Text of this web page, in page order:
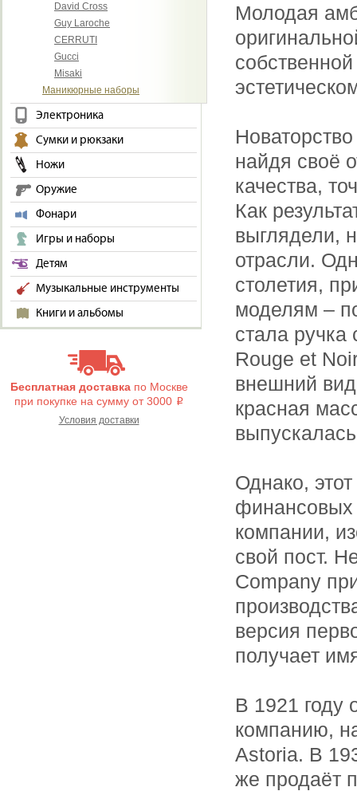
David Cross
Guy Laroche
CERRUTI
Gucci
Misaki
Маникюрные наборы
Электроника
Сумки и рюкзаки
Ножи
Оружие
Фонари
Игры и наборы
Детям
Музыкальные инструменты
Книги и альбомы
Бесплатная доставкапо Москве
при покупке на сумму от 3000 i
Условия доставки
Молодая
найдя своё
качества,
Как
выглядели,
отрасли.
столетия,
моделям –
стала
Rouge et
внешний вид
красная
Однако,
финансовых
компании,
свой пост.
Company
версия
получает
В 1921 году
компанию,
Astoria. В
же продаёт